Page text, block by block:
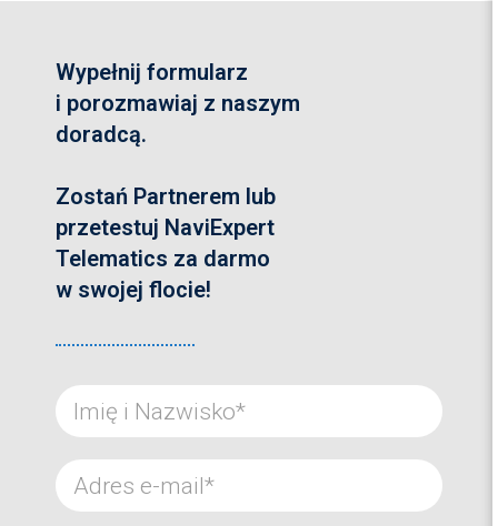
Wypełnij formularz
i porozmawiaj z naszym
doradcą.
Zostań Partnerem lub
przetestuj NaviExpert
Telematics za darmo
w swojej flocie!